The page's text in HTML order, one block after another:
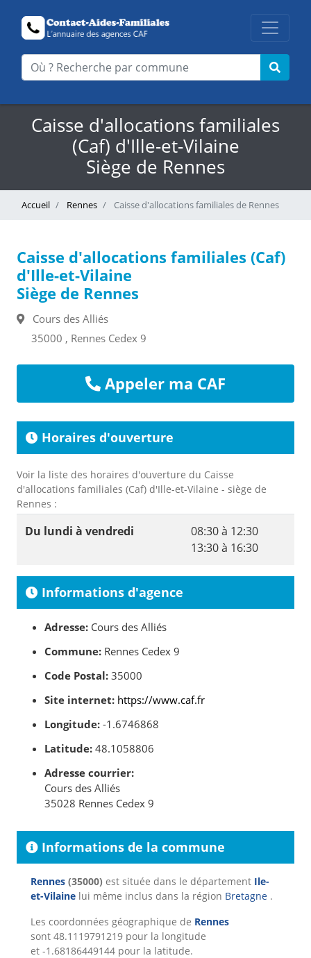
Caisse d'allocations familiales
(Caf) d'Ille-et-Vilaine
Siège de Rennes
Accueil Rennes Caisse d'allocations familiales de Rennes
Caisse d'allocations familiales (Caf)
d'Ille-et-Vilaine
Siège de Rennes
Cours des Alliés
35000 , Rennes Cedex 9
Appeler ma CAF
Horaires d'ouverture
Voir la liste des horaires d'ouverture du Caisse
d'allocations familiales (Caf) d'Ille-et-Vilaine - siège de
Rennes :
Du lundi à vendredi
08:30 à 12:30
13:30 à 16:30
Informations d'agence
Adresse: Cours des Alliés
Commune: Rennes Cedex 9
Code Postal: 35000
Site internet: https://www.caf.fr
Longitude: -1.6746868
Latitude: 48.1058806
Adresse courrier:
Cours des Alliés
35028 Rennes Cedex 9
Informations de la commune
Rennes (35000) est située dans le département Ile-
et-Vilaine lui même inclus dans la région Bretagne .
Les coordonnées géographique de Rennes
sont 48.1119791219 pour la longitude
et -1.68186449144 pour la latitude.